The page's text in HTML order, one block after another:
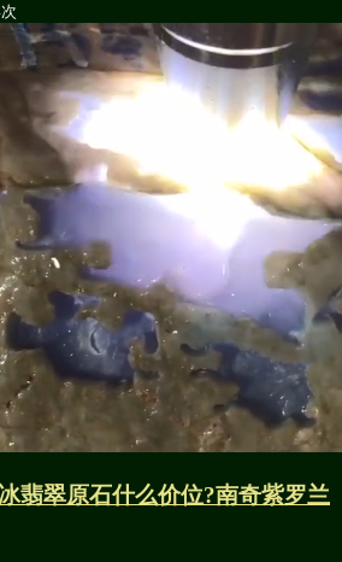
翡翠原石什么价位?南奇紫罗兰